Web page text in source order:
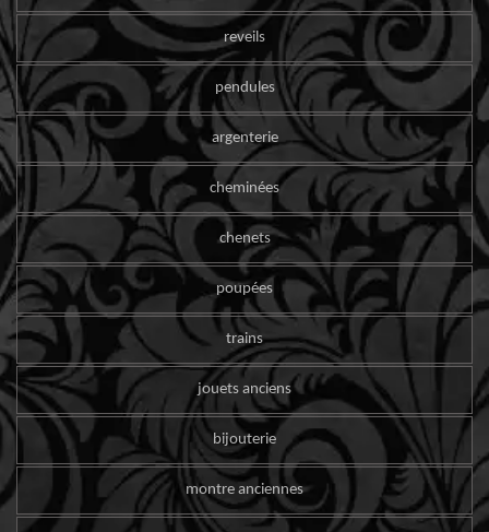
reveils
pendules
argenterie
cheminées
chenets
poupées
trains
jouets anciens
bijouterie
montre anciennes